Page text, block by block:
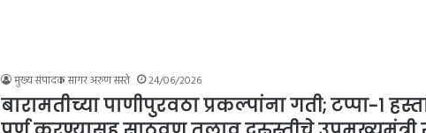
मुख्य संपादक सागर अरुण सस्ते 24/06/2026
बारामतीच्या पाणीपुरवठा प्रकल्पांना गती; टप्पा-१